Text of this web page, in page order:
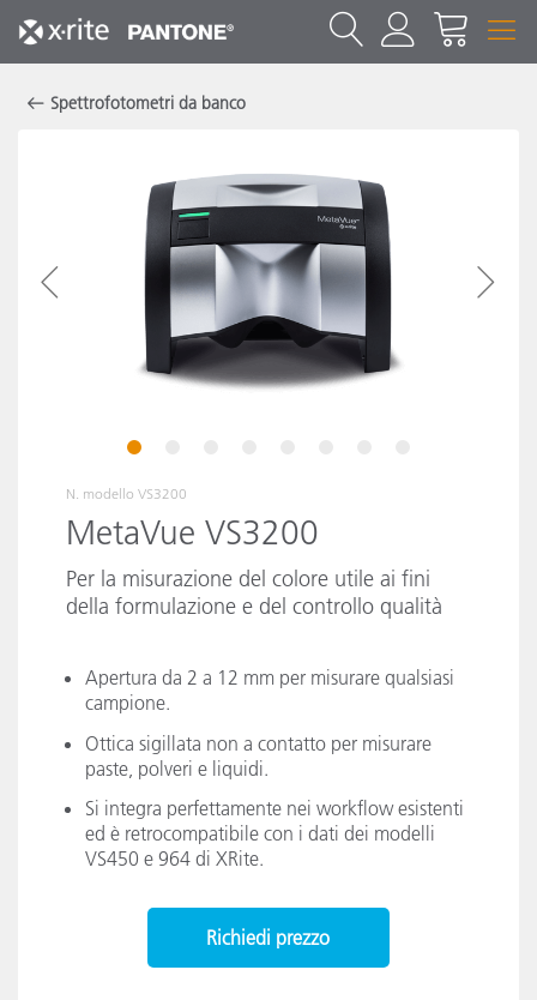
Spettrofotometri da banco
1
N. modello VS3200
MetaVue VS3200
Per la misurazione del colore utile ai fini
della formulazione e del controllo qualità
Apertura da 2 a 12 mm per misurare qualsiasi
campione.
Ottica sigillata non a contatto per misurare
paste, polveri e liquidi.
Si integra perfettamente nei workflow esistenti
ed è retrocompatibile con i dati dei modelli
VS450 e 964 di XRite.
Richiedi prezzo